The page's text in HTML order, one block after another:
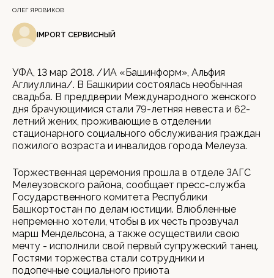
ОЛЕГ ЯРОВИКОВ
IMPORT СЕРВИСНЫЙ
УФА, 13 мар 2018. /ИА «Башинформ», Альфия
Аглиуллина/. В Башкирии состоялась необычная
свадьба. В преддверии Международного женского
дня брачующимися стали 79-летняя невеста и 62-
летний жених, проживающие в отделении
стационарного социального обслуживания граждан
пожилого возраста и инвалидов города Мелеуза.
Торжественная церемония прошла в отделе ЗАГС
Мелеузовского района, сообщает пресс-служба
Государственного комитета Республики
Башкортостан по делам юстиции. Влюбленные
непременно хотели, чтобы в их честь прозвучал
марш Мендельсона, а также осуществили свою
мечту - исполнили свой первый супружеский танец.
Гостями торжества стали сотрудники и
подопечные социального приюта